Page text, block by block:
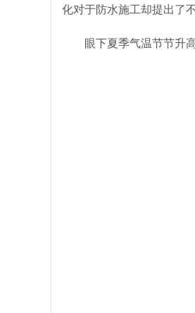
化对于防水施工却提出了
眼下夏季气温节节升